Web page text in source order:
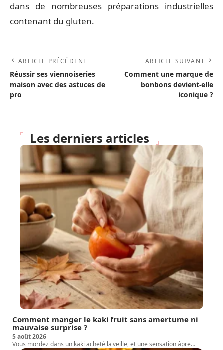
dans de nombreuses préparations industrielles
contenant du gluten.
ARTICLE PRÉCÉDENT
Réussir ses viennoiseries
maison avec des astuces de
pro
ARTICLE SUIVANT
Comment une marque de
bonbons devient-elle
iconique ?
Les derniers articles
Comment manger le kaki fruit sans amertume ni
mauvaise surprise ?
5 août 2026
Vous mordez dans un kaki acheté la veille, et une sensation âpre…